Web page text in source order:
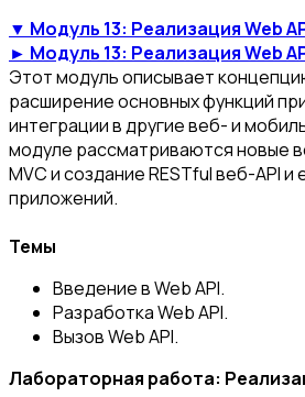
▼ Модуль 13: Реализация Web
► Модуль 13: Реализация Web
Этот модуль описывает
расширение основных функций
интеграции в другие веб- и
модуле рассматриваются новые
MVC и создание RESTful веб-API и
приложений.
Темы
Введение в Web API.
Разработка Web API.
Вызов Web API.
Лабораторная работа: